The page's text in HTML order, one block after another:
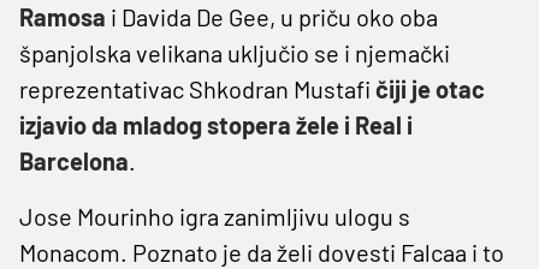
Ramosa i Davida De Gee, u priču oko oba
španjolska velikana uključio se i njemački
reprezentativac Shkodran Mustafi čiji je otac
izjavio da mladog stopera žele i Real i
Barcelona.
Jose Mourinho igra zanimljivu ulogu s
Monacom. Poznato je da želi dovesti Falcaa i to